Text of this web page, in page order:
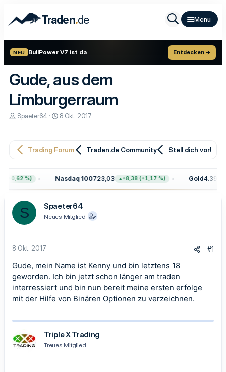
Traden.de
NEU BullPower V7 ist da Entdecken →
Gude, aus dem
Limburgerraum
E
e
r
Spaeter64
E
e
a
m
8 Okt. 2017
Trading Forum Traden.de Community Stell dich vor!
(+0,62 %) Nasdaq 100723,03 +8,38 (+1,17 %) Gold
S Spaeter64
Neues Mitglied
8 Okt. 2017 #1
Gude, mein Name ist Kenny und bin letztens 18
geworden. Ich bin jetzt schon länger am traden
interressiert und bin nun bereit meine ersten erfolge
mit der Hilfe von Binären Optionen zu verzeichnen.
Triple X Trading
Treues Mitglied